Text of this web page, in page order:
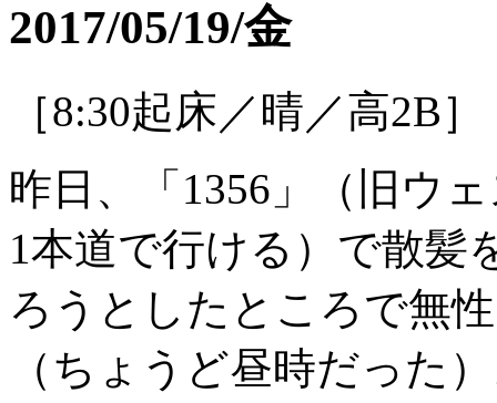
2017/05/19/金
［8:30起床／晴／高2B］
昨日、「1356」（旧ウ
1本道で行ける）で散髪
ろうとしたところで無
（ちょうど昼時だった